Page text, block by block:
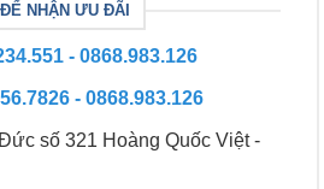
NHẬN ƯU ĐÃI
- 0868.983.126
- 0868.983.126
số 321 Hoàng Quốc Việt -